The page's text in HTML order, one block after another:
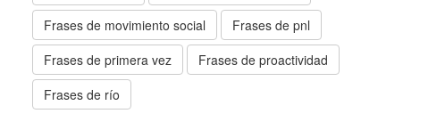
Frases de movimiento social
Frases de pnl
Frases de primera vez
Frases de proactividad
Frases de río